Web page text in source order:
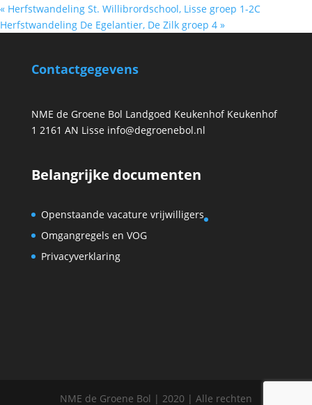
« Herfstwandeling St. Willibrordschool, Lisse groep 1-2C
Herfstwandeling De Egelantier, De Zilk groep 4 »
Contactgegevens
NME de Groene Bol Landgoed Keukenhof Keukenhof
1 2161 AN Lisse info@degroenebol.nl
Belangrijke documenten
Openstaande vacature vrijwilligers
Omgangregels en VOG
Privacyverklaring
NME de Groene Bol | 2020 | Alle rechten